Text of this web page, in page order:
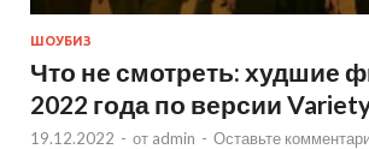
ШОУБИЗ
Что не смотреть: худшие
2022 года по версии
19.12.2022 - от admin - Оставьте